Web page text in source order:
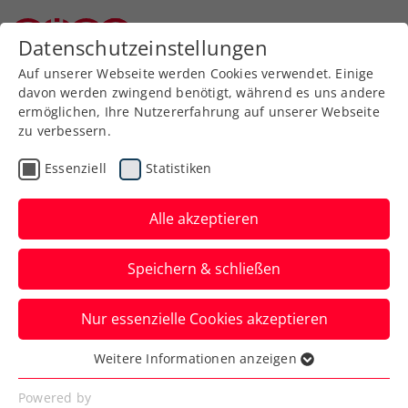
Zurück zur Newsübersicht
Turniere
WTA Dubai: Grabher
schafft trotz grippalem
Infekt die Qualifikation
Das ÖTV-Aushängeschild steht beim
Millionenturnier in Dubai nach zwei
Siegen im Hauptbewerb.
Verfasst von: Manuel Wachta, 18.02.2023
Datenschutzeinstellungen
Auf unserer Webseite werden Cookies verwendet. Einige
davon werden zwingend benötigt, während es uns andere
ermöglichen, Ihre Nutzererfahrung auf unserer Webseite
zu verbessern.
Essenziell Statistiken
Alle akzeptieren
Speichern & schließen
Nur essenzielle Cookies akzeptieren
Essenziell
Essenzielle Cookies werden für grundlegende
Weitere Informationen anzeigen
Powered by